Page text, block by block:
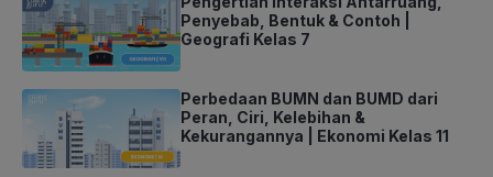
Penyebab, Bentuk & Contoh |
Geografi Kelas 7
Perbedaan BUMN dan BUMD dari
Peran, Ciri, Kelebihan &
Kekurangannya | Ekonomi Kelas 11